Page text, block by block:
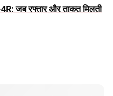
जब रफ्तार और ताकत मिलती